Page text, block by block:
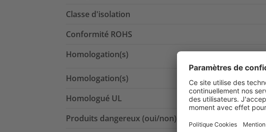
Classe d'isolation
Conformité ROHS
Homologation(s)
Homologation(s)
Homologué UL
Produits dangereux (oui/non)